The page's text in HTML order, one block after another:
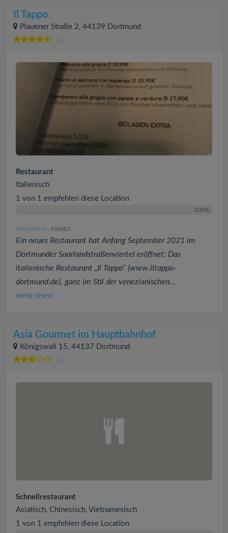
Il Tappo
Plauener Straße 2, 44139 Dortmund
(1)
Restaurant
Italienisch
1 von 1 empfehlen diese Location
100%
UTEESTER (65 ) FINDET:
Ein neues Restaurant hat Anfang September 2021 im
Dortmunder Saarlandstraßenviertel eröffnet: Das
italienische Restaurant „Il Tappo“ (www.iltappo-
dortmund.de), ganz im Stil der venezianischen...
mehr lesen
Asia Gourmet im Hauptbahnhof
Königswall 15, 44137 Dortmund
Schnellrestaurant
Asiatisch, Chinesisch, Vietnamesisch
1 von 1 empfehlen diese Location